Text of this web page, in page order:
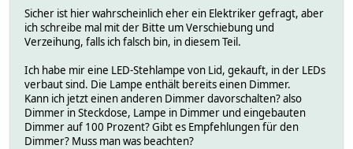
Sicher ist hier wahrscheinlich eher ein Elektriker gefragt, aber
ich schreibe mal mit der Bitte um Verschiebung und
Verzeihung, falls ich falsch bin, in diesem Teil.
Ich habe mir eine LED-Stehlampe von Lid, gekauft, in der LEDs
verbaut sind. Die Lampe enthält bereits einen Dimmer.
Kann ich jetzt einen anderen Dimmer davorschalten? also
Dimmer in Steckdose, Lampe in Dimmer und eingebauten
Dimmer auf 100 Prozent? Gibt es Empfehlungen für den
Dimmer? Muss man was beachten?